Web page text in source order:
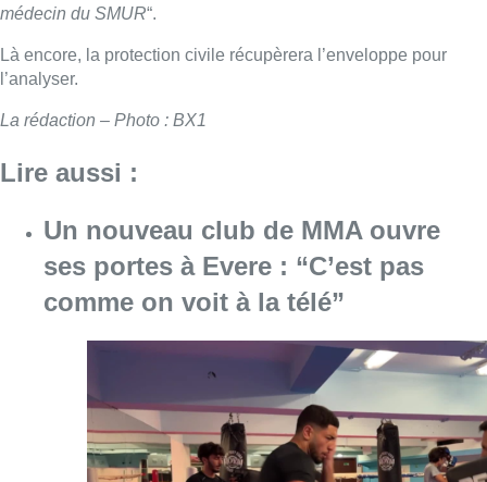
médecin du SMUR“.
Là encore, la protection civile récupèrera l’enveloppe pour
l’analyser.
La rédaction – Photo : BX1
Lire aussi :
Un nouveau club de MMA ouvre
ses portes à Evere : “C’est pas
comme on voit à la télé”